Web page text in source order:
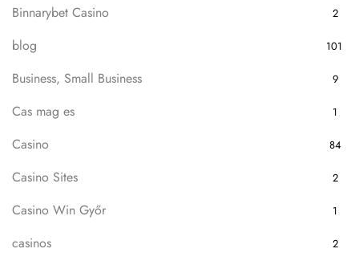
Binnarybet Casino 2
blog 101
Business, Small Business 9
Cas mag es 1
Casino 84
Casino Sites 2
Casino Win Győr 1
casinos 2